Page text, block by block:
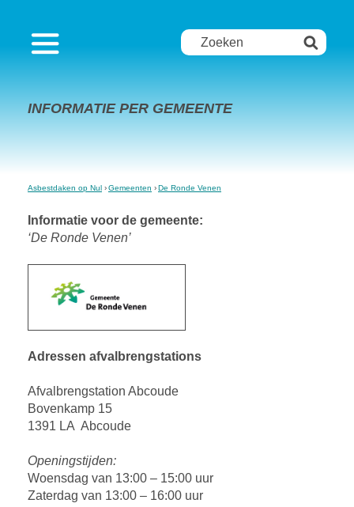
INFORMATIE PER GEMEENTE
Asbestdaken op Nul Gemeenten De Ronde Venen
Informatie voor de gemeente:
‘De Ronde Venen’
Adressen afvalbrengstations
Afvalbrengstation Abcoude
Bovenkamp 15
1391 LA Abcoude
Openingstijden:
Woensdag van 13:00 – 15:00 uur
Zaterdag van 13:00 – 16:00 uur